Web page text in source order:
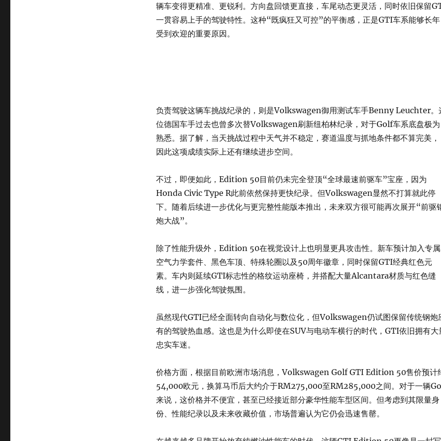
辆车变得更精准、更锐利。方向盘回馈更直接，车尾动态更灵活，同时依旧保留
一贯容易上手的驾驶特性。这种“既疯狂又可控”的平衡感，正是GTI车系能够长年
受到欢迎的重要原因。
负责驾驶这辆车挑战纪录的，则是Volkswagen御用测试车手Benny Leuchter。
位德国车手过去也曾多次替Volkswagen刷新纽柏林纪录，对于Golf车系底盘极为
熟悉。据了解，当天挑战过程中天气并不稳定，赛道温度与抓地条件都不算完美，
因此这项成绩实际上还有继续进步空间。
不过，即便如此，Edition 50目前仍未完全登顶“全球最速前驱车”宝座，因为
Honda Civic Type R此前依然保持更快纪录。但Volkswagen显然不打算就此停
下。随着后续进一步优化与更完整性能版本推出，未来双方很可能再次展开“前驱
炮大战”。
除了性能升级外，Edition 50在视觉设计上也明显更具攻击性。新车预计加入专属
空气力学套件、黑色车顶、特殊轮圈以及50周年徽章，同时保留GTI经典红色元
素。车内则延续GTI标志性的格纹运动座椅，并搭配大量Alcantara材质与红色缝
线，进一步强化驾驶氛围。
虽然现代GTI已经全面转向自动化与数位化，但Volkswagen仍试图保留传统钢炮
有的驾驶热血感。这也是为什么即使在SUV与电动车横行的时代，GTI依旧拥有大
忠实车迷。
价格方面，根据目前欧洲市场消息，Volkswagen Golf GTI Edition 50售价预计
54,000欧元，换算马币后大约介于RM275,000至RM285,000之间。对于一辆
来说，这价格并不便宜，甚至已经接近部分豪华性能车型区间。但考虑到其限量身
份、性能纪录以及未来收藏价值，市场普遍认为它仍会迅速售罄。